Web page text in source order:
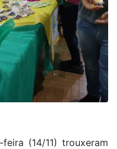
(14/11) trouxeram